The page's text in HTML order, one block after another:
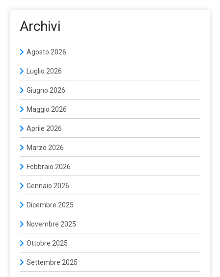
Archivi
Agosto 2026
Luglio 2026
Giugno 2026
Maggio 2026
Aprile 2026
Marzo 2026
Febbraio 2026
Gennaio 2026
Dicembre 2025
Novembre 2025
Ottobre 2025
Settembre 2025